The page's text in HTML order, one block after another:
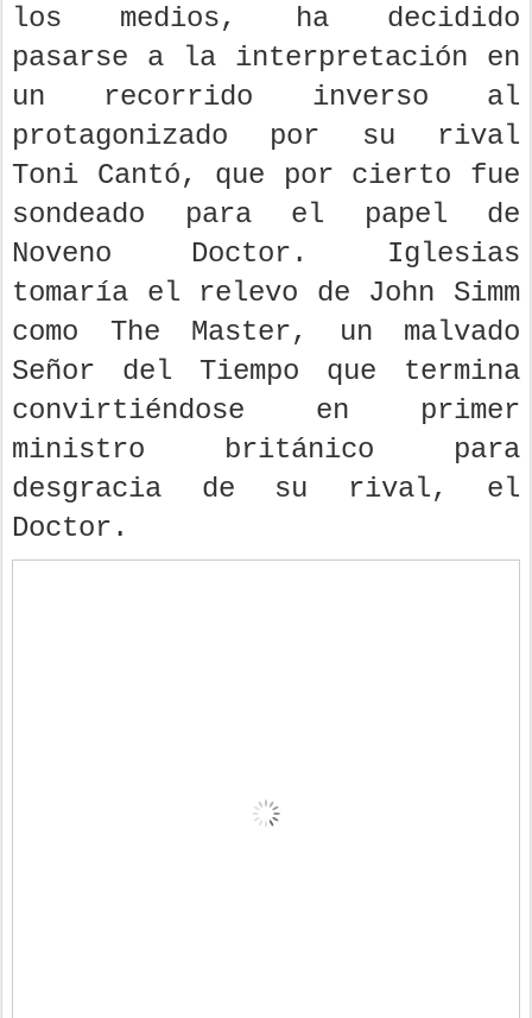
los medios, ha decidido
pasarse a la interpretación en
un recorrido inverso al
protagonizado por su rival
Toni Cantó, que por cierto fue
sondeado para el papel de
Noveno Doctor. Iglesias
tomaría el relevo de John Simm
como The Master, un malvado
Señor del Tiempo que termina
convirtiéndose en primer
ministro británico para
desgracia de su rival, el
Doctor.